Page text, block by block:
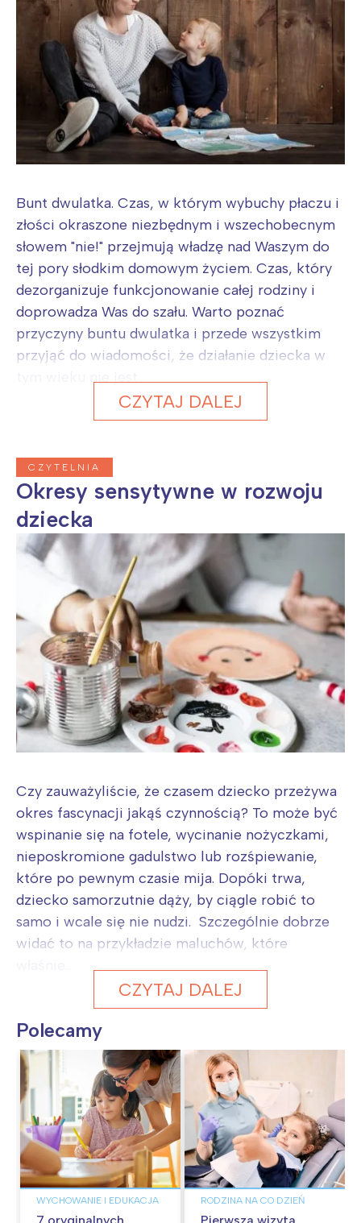
Bunt dwulatka. Czas, w którym wybuchy płaczu i
złości okraszone niezbędnym i wszechobecnym
słowem "nie!" przejmują władzę nad Waszym do
tej pory słodkim domowym życiem. Czas, który
dezorganizuje funkcjonowanie całej rodziny i
doprowadza Was do szału. Warto poznać
przyczyny buntu dwulatka i przede wszystkim
przyjąć do wiadomości, że działanie dziecka w
CZYTAJ DALEJ
CZYTELNIA
Okresy sensytywne w rozwoju
dziecka
Czy zauważyliście, że czasem dziecko przeżywa
okres fascynacji jakąś czynnością? To może być
wspinanie się na fotele, wycinanie nożyczkami,
nieposkromione gadulstwo lub rozśpiewanie,
które po pewnym czasie mija. Dopóki trwa,
dziecko samorzutnie dąży, by ciągle robić to
samo i wcale się nie nudzi. Szczególnie dobrze
widać to na przykładzie maluchów, które
CZYTAJ DALEJ
Polecamy
WYCHOWANIE I EDUKACJA RODZINA NA CO DZIEŃ